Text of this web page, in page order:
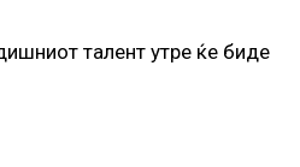
талент утре ќе биде